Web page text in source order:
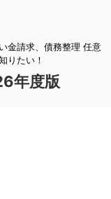
金請求、債務整理 任意
りたい！
年度版